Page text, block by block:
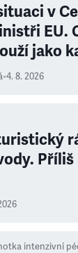
v
EU.
jako
•4. 8. 2026
intenzivní